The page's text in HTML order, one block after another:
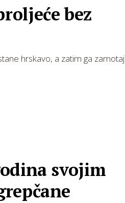
bez
hrskavo, a zatim ga zamotaj
svojim